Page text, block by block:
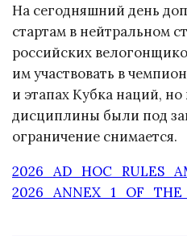
На сегодняшний день
стартам в нейтральном
российских
им участвовать в
и этапах Кубка наций,
дисциплины были под
ограничение снимается.